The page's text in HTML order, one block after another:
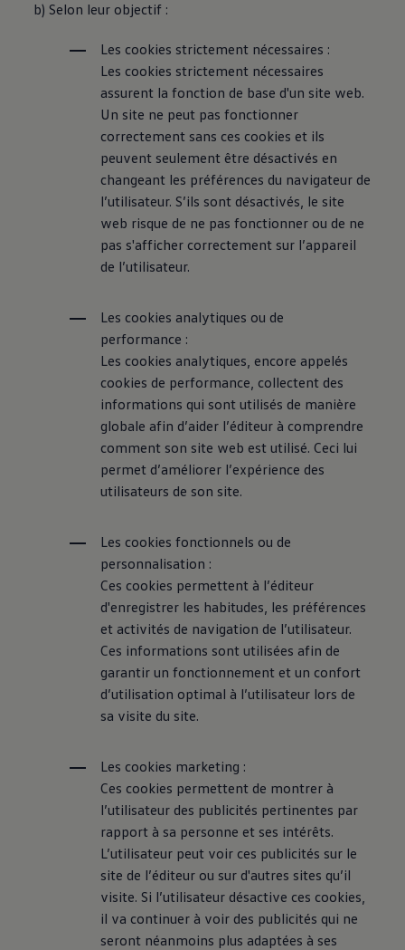
Manuel d'utilisation numérique
-> Informations utiles
-> REACH
-> Declarations of conformity
-> Action de rappel des moteurs diesel EA189
-> Informations sur les pneumatiques
-> Garantie
-> WLTP
-> Mises à jour logicielles
ID. Mise à jour du logiciel
Mise à jour GPS
Mises à jour logicielles pour véhicules
-> Rappel de sécurité des airbags Takata
-> Payez votre parking
Innovations Volkswagen
Options numériques
Mises à jour pour les logiciels, les cartes et la
Applications Volkswagen, connexion et
We Charge
Réseau Volkswagen Luxembourg
Liste des concessionnaires
Recherche de concessionnaire
75 ans de Volkswagen au Luxembourg
Véhicules en stock
b) Selon leur objectif :
Les cookies strictement nécessaires :
Les cookies strictement nécessaires
assurent la fonction de base d'un site web.
Un site ne peut pas fonctionner
correctement sans ces cookies et ils
peuvent seulement être désactivés en
changeant les préférences du navigateur de
l’utilisateur. S’ils sont désactivés, le site
web risque de ne pas fonctionner ou de ne
pas s'afficher correctement sur l’appareil
de l’utilisateur.
Les cookies analytiques ou de
performance :
Les cookies analytiques, encore appelés
cookies de performance, collectent des
informations qui sont utilisés de manière
globale afin d’aider l’éditeur à comprendre
comment son site web est utilisé. Ceci lui
permet d’améliorer l’expérience des
utilisateurs de son site.
Les cookies fonctionnels ou de
personnalisation :
Ces cookies permettent à l’éditeur
d'enregistrer les habitudes, les préférences
et activités de navigation de l’utilisateur.
Ces informations sont utilisées afin de
garantir un fonctionnement et un confort
d’utilisation optimal à l’utilisateur lors de
sa visite du site.
Les cookies marketing :
Ces cookies permettent de montrer à
l’utilisateur des publicités pertinentes par
rapport à sa personne et ses intérêts.
L’utilisateur peut voir ces publicités sur le
site de l’éditeur ou sur d'autres sites qu’il
visite. Si l’utilisateur désactive ces cookies,
il va continuer à voir des publicités qui ne
seront néanmoins plus adaptées à ses